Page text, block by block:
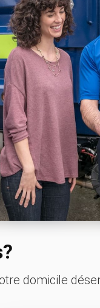
domicile